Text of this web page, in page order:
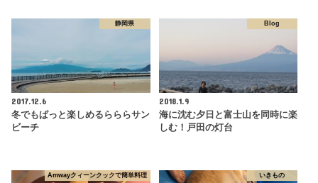
静岡県
2017.12.6
冬でもぱっと楽しめるらららサン
ビーチ
Blog
2018.1.9
海に沈む夕日と富士山を同時に楽
しむ！戸田の灯台
Amwayクィーンクックで簡単料理 いきもの